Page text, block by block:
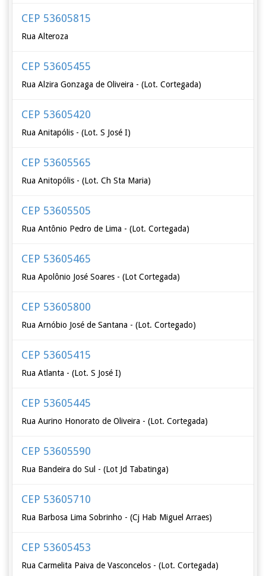
CEP 53605815
Rua Alteroza
CEP 53605455
Rua Alzira Gonzaga de Oliveira - (Lot. Cortegada)
CEP 53605420
Rua Anitapólis - (Lot. S José I)
CEP 53605565
Rua Anitopólis - (Lot. Ch Sta Maria)
CEP 53605505
Rua Antônio Pedro de Lima - (Lot. Cortegada)
CEP 53605465
Rua Apolônio José Soares - (Lot Cortegada)
CEP 53605800
Rua Arnóbio José de Santana - (Lot. Cortegado)
CEP 53605415
Rua Atlanta - (Lot. S José I)
CEP 53605445
Rua Aurino Honorato de Oliveira - (Lot. Cortegada)
CEP 53605590
Rua Bandeira do Sul - (Lot Jd Tabatinga)
CEP 53605710
Rua Barbosa Lima Sobrinho - (Cj Hab Miguel Arraes)
CEP 53605453
Rua Carmelita Paiva de Vasconcelos - (Lot. Cortegada)